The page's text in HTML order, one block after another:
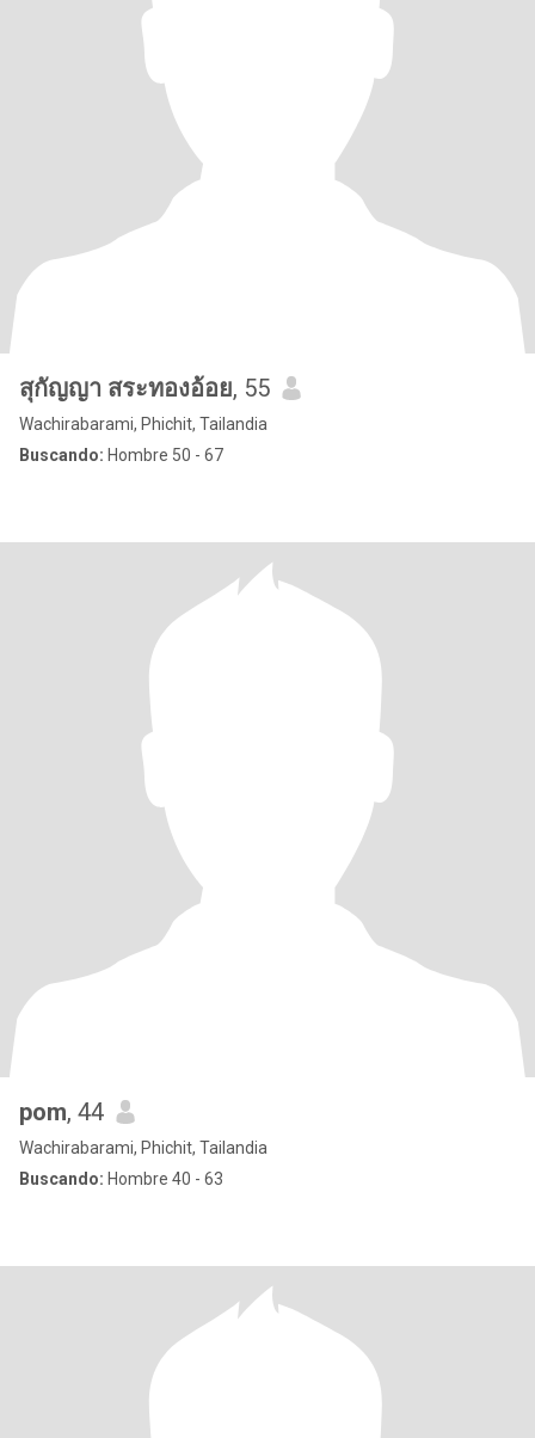
สุกัญญา สระทองอ้อย, 55
Wachirabarami, Phichit, Tailandia
Buscando: Hombre 50 - 67
pom, 44
Wachirabarami, Phichit, Tailandia
Buscando: Hombre 40 - 63